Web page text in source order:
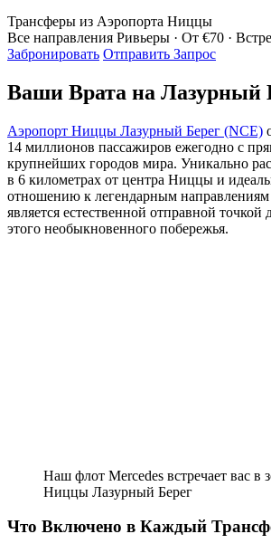
Трансферы из Аэропорта Ниццы
Все направления Ривьеры · От €70 ·
Забронировать Отправить Запрос
Ваши Врата на Лазурный
Аэропорт Ниццы Лазурный Берег (NCE)
14 миллионов пассажиров ежегодно с
крупнейших городов мира. Уникально
в 6 километрах от центра Ниццы и
отношению к легендарным
является естественной отправной точкой
этого необыкновенного побережья.
Наш флот Mercedes встречает вас в
Ниццы Лазурный Берег
Что Включено в Каждый